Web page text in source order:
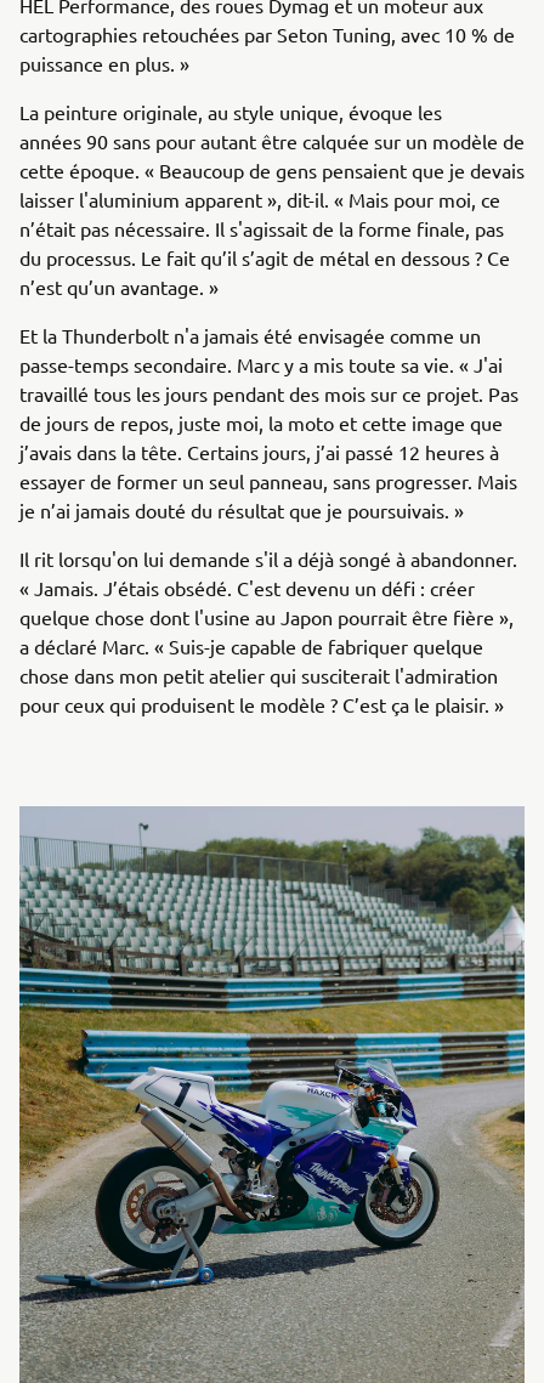
cartographies retouchées par Seton Tuning, avec 10 % de
puissance en plus. »
La peinture originale, au style unique, évoque les
années 90 sans pour autant être calquée sur un modèle de
cette époque. « Beaucoup de gens pensaient que je devais
laisser l'aluminium apparent », dit-il. « Mais pour moi, ce
n’était pas nécessaire. Il s'agissait de la forme finale, pas
du processus. Le fait qu’il s’agit de métal en dessous ? Ce
n’est qu’un avantage. »
Et la Thunderbolt n'a jamais été envisagée comme un
passe-temps secondaire. Marc y a mis toute sa vie. « J'ai
travaillé tous les jours pendant des mois sur ce projet. Pas
de jours de repos, juste moi, la moto et cette image que
j’avais dans la tête. Certains jours, j’ai passé 12 heures à
essayer de former un seul panneau, sans progresser. Mais
je n’ai jamais douté du résultat que je poursuivais. »
Il rit lorsqu'on lui demande s'il a déjà songé à abandonner.
« Jamais. J’étais obsédé. C'est devenu un défi : créer
quelque chose dont l'usine au Japon pourrait être fière »,
a déclaré Marc. « Suis-je capable de fabriquer quelque
chose dans mon petit atelier qui susciterait l'admiration
pour ceux qui produisent le modèle ? C’est ça le plaisir. »